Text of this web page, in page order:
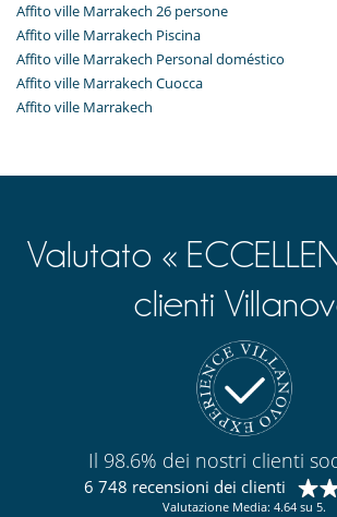
Affito ville Marrakech 26 persone
Affito ville Marrakech Piscina
Affito ville Marrakech Personal doméstico
Affito ville Marrakech Cuocca
Affito ville Marrakech
Valutato «
clienti
Il 98.6% dei nostri clienti
6 748 recensioni dei clienti
Valutazione Media: 4.64 su 5.